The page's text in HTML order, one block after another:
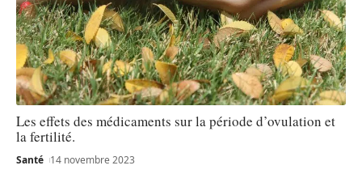
Les effets des médicaments sur la période d’ovulation et
la fertilité.
Santé 14 novembre 2023